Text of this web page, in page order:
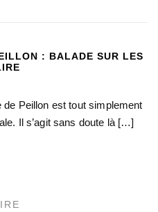
: BALADE SUR LES
Peillon est tout simplement
Il s’agit sans doute là […]